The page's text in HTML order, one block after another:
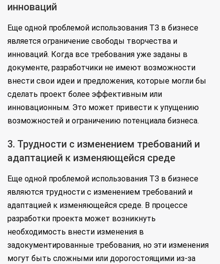
инноваций
Еще одной проблемой использования ТЗ в бизнесе
является ограничение свободы творчества и
инноваций. Когда все требования уже заданы в
документе, разработчики не имеют возможности
внести свои идеи и предложения, которые могли бы
сделать проект более эффективным или
инновационным. Это может привести к упущению
возможностей и ограничению потенциала бизнеса.
3. Трудности с изменением требований и
адаптацией к изменяющейся среде
Еще одной проблемой использования ТЗ в бизнесе
являются трудности с изменением требований и
адаптацией к изменяющейся среде. В процессе
разработки проекта может возникнуть
необходимость внести изменения в
задокументированные требования, но эти изменения
могут быть сложными или дорогостоящими из-за